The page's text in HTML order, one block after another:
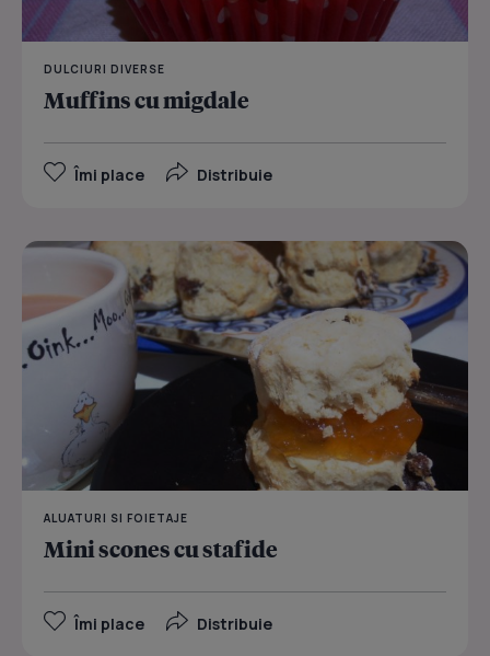
DULCIURI DIVERSE
Muffins cu migdale
Îmi place Distribuie
ALUATURI SI FOIETAJE
Mini scones cu stafide
Îmi place Distribuie